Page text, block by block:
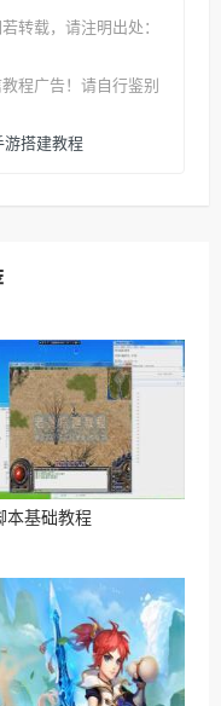
转载，请注明出处：
程广告！请自行鉴别
游搭建教程
本基础教程